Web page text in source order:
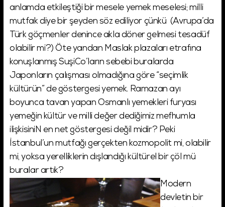
anlamda etkileştiği bir mesele yemek meselesi; milli
mutfak diye bir şeyden söz ediliyor çünkü (Avrupa’da
Türk göçmenler denince akla döner gelmesi tesadüf
olabilir mi?) Öte yandan Maslak plazaları etrafına
konuşlanmış SuşiCo’ların sebebi buralarda
Japonların çalışması olmadığına göre “seçimlik
kültürün” de göstergesi yemek. Ramazan ayı
boyunca tavan yapan Osmanlı yemekleri furyası
yemeğin kültür ve milli değer dediğimiz mefhumla
ilişkisiniN en net göstergesi değil midir? Peki
İstanbul’un mutfağı gerçekten kozmopolit mi, olabilir
mi, yoksa yerelliklerin dışlandığı kültürel bir çöl mü
buralar artık?
Modern
devletin bir